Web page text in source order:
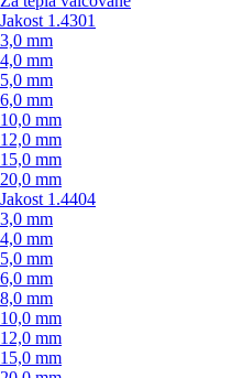
Jakost 1.4301
3,0 mm
4,0 mm
5,0 mm
6,0 mm
10,0 mm
12,0 mm
15,0 mm
20,0 mm
Jakost 1.4404
3,0 mm
4,0 mm
5,0 mm
6,0 mm
8,0 mm
10,0 mm
12,0 mm
15,0 mm